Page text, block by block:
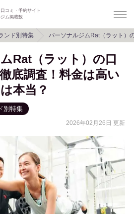
コミ・予約サイト
ム掲載数
ンド別特集 パーソナルジムRat（ラット）
Rat（ラット）の口
底調査！料金は高い
本当？
別特集
2026年02月26日 更新